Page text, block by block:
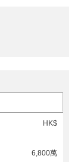
HK$
6,800萬